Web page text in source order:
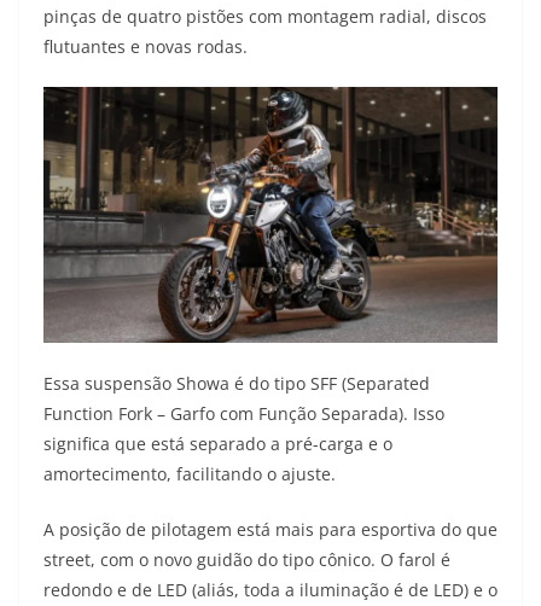
pinças de quatro pistões com montagem radial, discos
flutuantes e novas rodas.
Essa suspensão Showa é do tipo SFF (Separated
Function Fork – Garfo com Função Separada). Isso
significa que está separado a pré-carga e o
amortecimento, facilitando o ajuste.
A posição de pilotagem está mais para esportiva do que
street, com o novo guidão do tipo cônico. O farol é
redondo e de LED (aliás, toda a iluminação é de LED) e o